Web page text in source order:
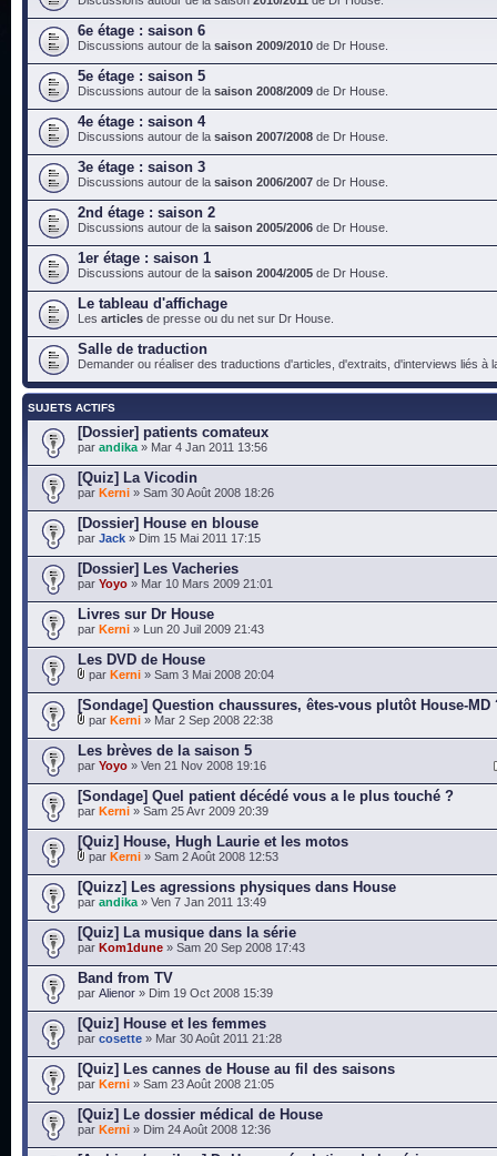
6e étage : saison 6
Discussions autour de la saison 2009/2010 de Dr House.
5e étage : saison 5
Discussions autour de la saison 2008/2009 de Dr House.
4e étage : saison 4
Discussions autour de la saison 2007/2008 de Dr House.
3e étage : saison 3
Discussions autour de la saison 2006/2007 de Dr House.
2nd étage : saison 2
Discussions autour de la saison 2005/2006 de Dr House.
1er étage : saison 1
Discussions autour de la saison 2004/2005 de Dr House.
Le tableau d'affichage
Les articles de presse ou du net sur Dr House.
Salle de traduction
Demander ou réaliser des traductions d'articles, d'extraits, d'interviews liés à
SUJETS ACTIFS
[Dossier] patients comateux
par andika » Mar 4 Jan 2011 13:56
[Quiz] La Vicodin
par Kerni » Sam 30 Août 2008 18:26
[Dossier] House en blouse
par Jack » Dim 15 Mai 2011 17:15
[Dossier] Les Vacheries
par Yoyo » Mar 10 Mars 2009 21:01
Livres sur Dr House
par Kerni » Lun 20 Juil 2009 21:43
Les DVD de House
par Kerni » Sam 3 Mai 2008 20:04
[Sondage] Question chaussures, êtes-vous plutôt House-MD
par Kerni » Mar 2 Sep 2008 22:38
Les brèves de la saison 5
par Yoyo » Ven 21 Nov 2008 19:16
[Sondage] Quel patient décédé vous a le plus touché ?
par Kerni » Sam 25 Avr 2009 20:39
[Quiz] House, Hugh Laurie et les motos
par Kerni » Sam 2 Août 2008 12:53
[Quizz] Les agressions physiques dans House
par andika » Ven 7 Jan 2011 13:49
[Quiz] La musique dans la série
par Kom1dune » Sam 20 Sep 2008 17:43
Band from TV
par Alienor » Dim 19 Oct 2008 15:39
[Quiz] House et les femmes
par cosette » Mar 30 Août 2011 21:28
[Quiz] Les cannes de House au fil des saisons
par Kerni » Sam 23 Août 2008 21:05
[Quiz] Le dossier médical de House
par Kerni » Dim 24 Août 2008 12:36